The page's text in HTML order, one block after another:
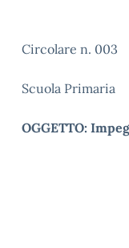
Circolare n. 003
Scuola Primaria
OGGETTO: